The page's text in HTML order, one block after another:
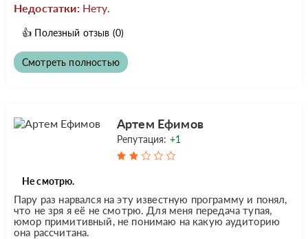
Недостатки: Нету.
👍 Полезный отзыв (0)
Смотреть полностью
Артем Ефимов
Репутация: +1
Не смотрю.
Пару раз нарвался на эту известную программу и понял,
что не зря я её не смотрю. Для меня передача тупая,
юмор примитивный, не понимаю на какую аудиторию
она рассчитана.